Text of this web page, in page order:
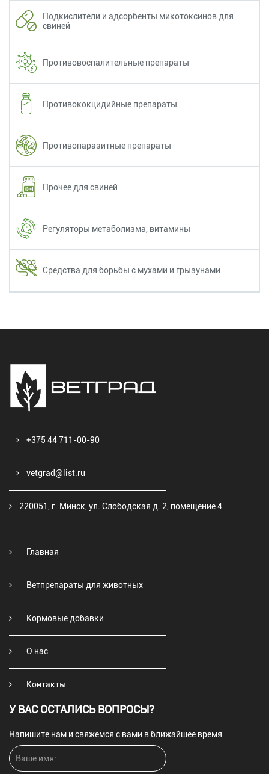
Подкислители и адсорбенты микотоксинов для
свиней
Противовоспалительные препараты
Противококцидийные препараты
Противопаразитные препараты
Прочее для свиней
Регуляторы метаболизма, витамины
Средства для борьбы с мухами и грызунами
+375 44 711-00-90
vetgrad@list.ru
220051, г. Минск, ул. Слободская д. 2, помещение 4
Главная
Ветпрепараты для животных
Кормовые добавки
О нас
Контакты
У ВАС ОСТАЛИСЬ ВОПРОСЫ?
Напишите нам и свяжемся с вами в ближайшее время